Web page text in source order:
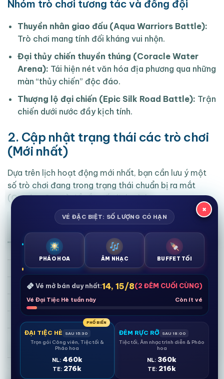
Nhóm trò chơi tương tác và đồng đội
Thuyền nhân giao đấu (Aqua Warriors Battle):
Trò chơi mang tính đối kháng vui nhộn.
Đại thủy chiến thuyền thúng (Coracle Water
Arena): Tái hiện nét văn hóa địa phương qua những
màn “thủy chiến” độc đáo.
Thượng lộ đại chiến (Epic Silk Road Battle): Trận
chiến dưới nước đầy kịch tính.
2. Cập nhật trạng thái các trò chơi
(Mới nhất)
Dựa trên lịch hoạt động mới nhất, bạn cần lưu ý một
số trò chơi đang trong trạng thái chuẩn bị ra mắt
(Coming Soon) để sắp xếp lịch trình:
Trò chơi đang hoạt
động
Trò chơi sắp ra mắt
Ốc đảo phiêu lưu
Mekong thủy chiến
Xoáy nước cồn Phụng
Hải lộ châu báu
Hải lưu vô cực
Hải xà thức giấc
Vịnh phồn hoa
Đột nhập thành cổ
Trăn nước kỳ thú
Huyền thoại sóng khơi
… (và nhiều trò chơi
Vực hổ phách
×
VÉ ĐẶC BIỆT: SỐ LƯỢNG CÓ HẠN
PHÁO HOA ÂM NHẠC BUFFET TỐI
Vé mở bán duy nhất:14, 15/8(2 ĐÊM CUỐI CÙNG)
Vé Đại Tiệc Hè tuần này Còn ít vé
PHỔ BIẾN
ĐẠI TIỆC HÈ SAU 15:30
Trọn gói Công viên, Tiệc tối &
Pháo hoa
NL: 460k
TE: 276k
ĐÊM RỰC RỠ SAU 18:00
Tiệc tối, Âm nhạc trình diễn & Pháo
hoa
NL: 360k
TE: 216k